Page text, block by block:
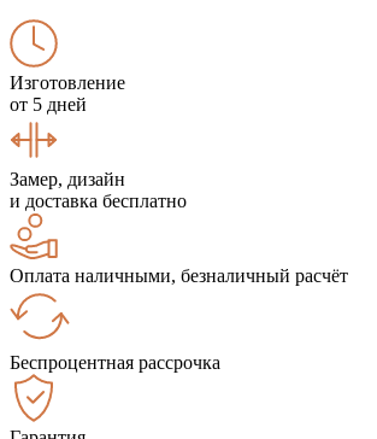
Изготовление
от 5 дней
Замер, дизайн
и доставка бесплатно
Оплата наличными, безналичный расчёт
Беспроцентная рассрочка